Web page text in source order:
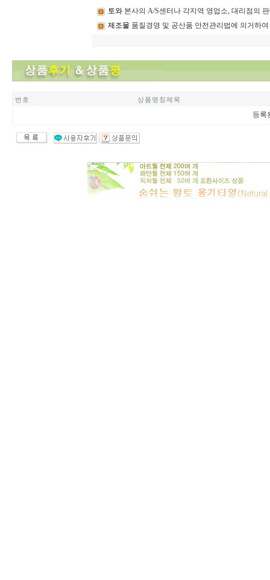
토와 본사의 A/S센터나 각지역 영업소, 대리점의
제조물 품질경영 및 공산품 안전관리법에 의거하
번 호 상 품 명 칭 제 목
등록